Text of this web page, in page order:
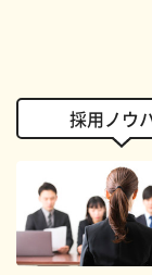
採用ノウ